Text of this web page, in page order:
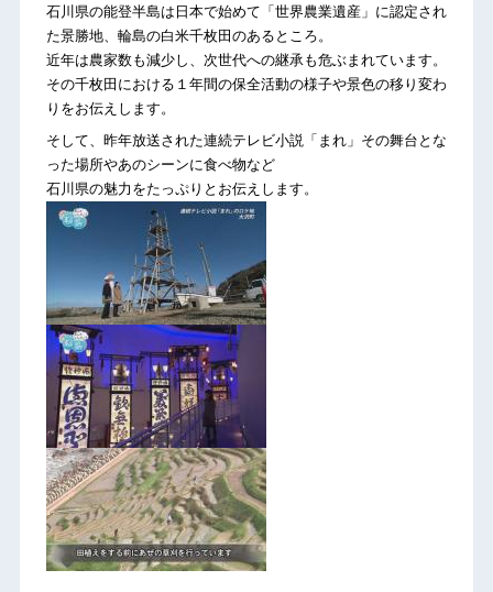
石川県の能登半島は日本で始めて「世界農業遺産」に認定され
た景勝地、輪島の白米千枚田のあるところ。
近年は農家数も減少し、次世代への継承も危ぶまれています。
その千枚田における１年間の保全活動の様子や景色の移り変わ
りをお伝えします。
そして、昨年放送された連続テレビ小説「まれ」その舞台とな
った場所やあのシーンに食べ物など
石川県の魅力をたっぷりとお伝えします。